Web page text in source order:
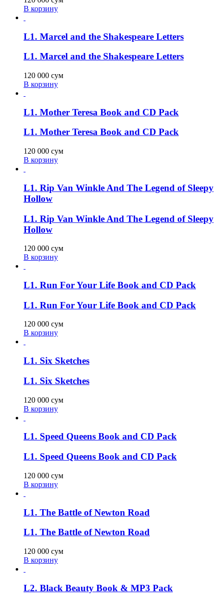
В корзину
L1. Marcel and the Shakespeare Letters
L1. Marcel and the Shakespeare Letters
120 000 сум
В корзину
L1. Mother Teresa Book and CD Pack
L1. Mother Teresa Book and CD Pack
120 000 сум
В корзину
L1. Rip Van Winkle And The Legend of Sleepy
Hollow
L1. Rip Van Winkle And The Legend of Sleepy
Hollow
120 000 сум
В корзину
L1. Run For Your Life Book and CD Pack
L1. Run For Your Life Book and CD Pack
120 000 сум
В корзину
L1. Six Sketches
L1. Six Sketches
120 000 сум
В корзину
L1. Speed Queens Book and CD Pack
L1. Speed Queens Book and CD Pack
120 000 сум
В корзину
L1. The Battle of Newton Road
L1. The Battle of Newton Road
120 000 сум
В корзину
L2. Black Beauty Book & MP3 Pack